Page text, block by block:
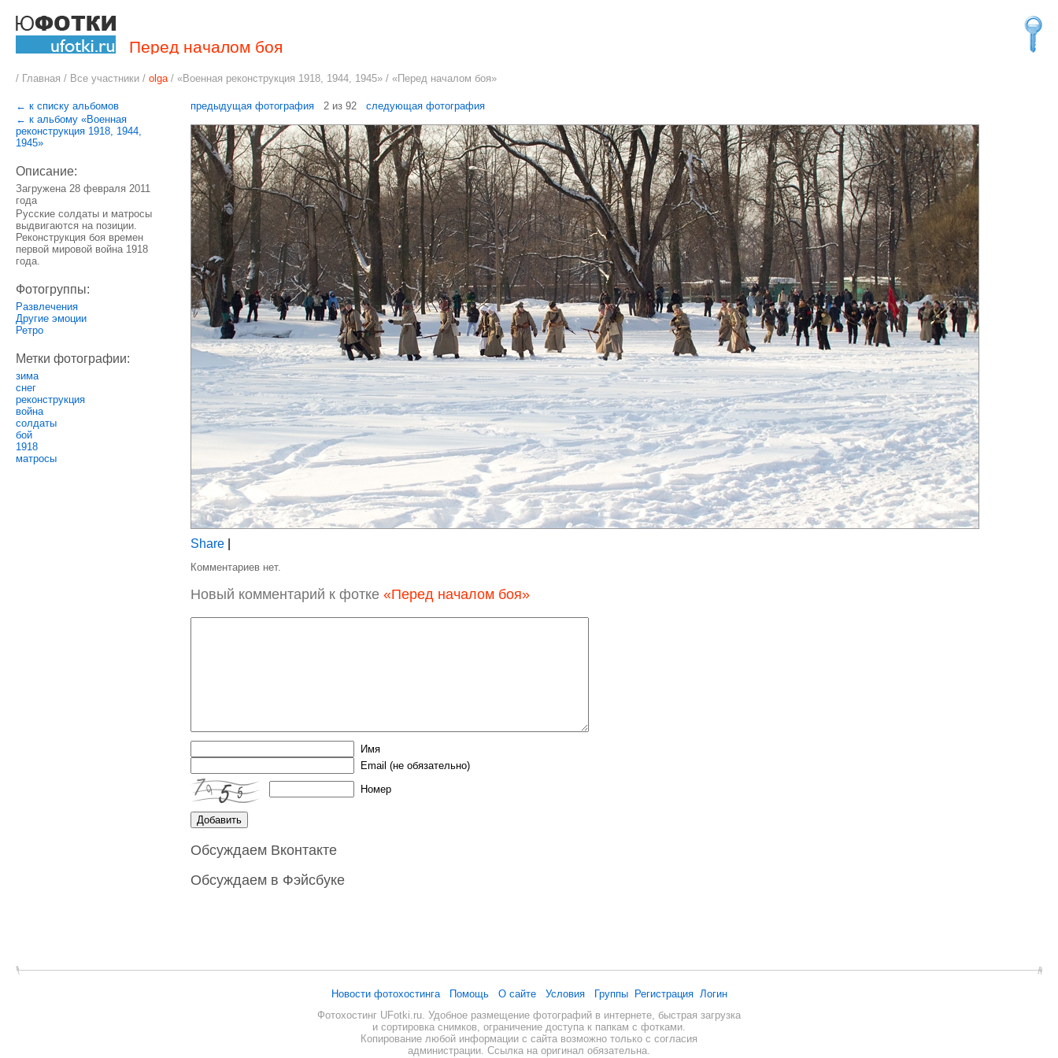
Перед началом боя
/ Главная / Все участники / olga/ «Военная реконструкция 1918, 1944, 1945» / «Перед началом боя»
← к списку альбомов
← к альбому «Военная
реконструкция 1918, 1944,
1945»
Описание:
Загружена 28 февраля 2011
года
Русские солдаты и матросы
выдвигаются на позиции.
Реконструкция боя времен
первой мировой война 1918
года.
Фотогруппы:
Развлечения
Другие эмоции
Ретро
Метки фотографии:
зима
снег
реконструкция
война
солдаты
бой
1918
матросы
предыдущая фотография2 из 92 следующая фотография
Share
Комментариев нет.
Новый комментарий к фотке «Перед началом боя»
Имя
Email (не обязательно)
Номер
Обсуждаем Вконтакте
Обсуждаем в Фэйсбуке
Новости фотохостинга Помощь О сайте Условия Группы Регистрация
Логин
Фотохостинг UFotki.ru. Удобное размещение фотографий в интернете, быстрая загрузка
и сортировка снимков, ограничение доступа к папкам с фотками.
Копирование любой информации с сайта возможно только с согласия
администрации. Ссылка на оригинал обязательна.